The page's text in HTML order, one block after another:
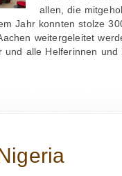
allen, die
Jahr konnten stolze
weitergeleitet
und alle Helferinnen